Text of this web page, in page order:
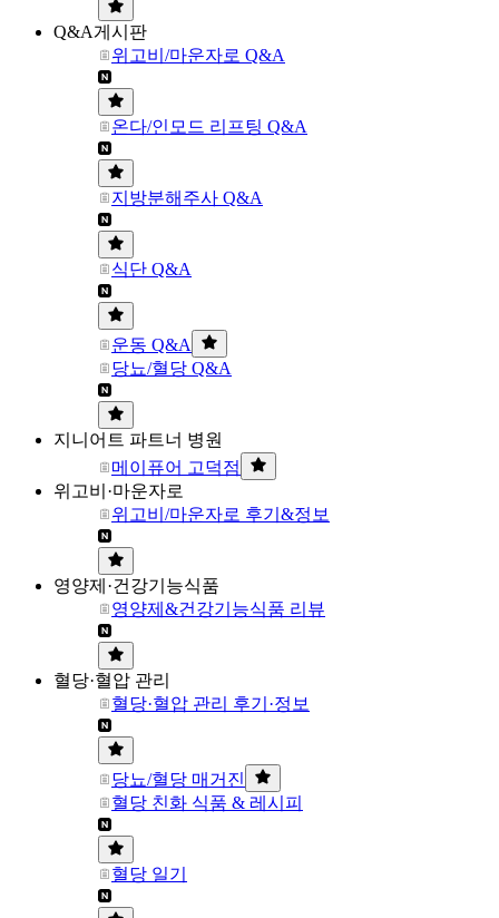
Q&A게시판
위고비/마운자로 Q&A
온다/인모드 리프팅 Q&A
지방분해주사 Q&A
식단 Q&A
운동 Q&A
당뇨/혈당 Q&A
지니어트 파트너 병원
메이퓨어 고덕점
위고비·마운자로
위고비/마운자로 후기&정보
영양제·건강기능식품
영양제&건강기능식품 리뷰
혈당·혈압 관리
혈당·혈압 관리 후기·정보
당뇨/혈당 매거진
혈당 친화 식품 & 레시피
혈당 일기